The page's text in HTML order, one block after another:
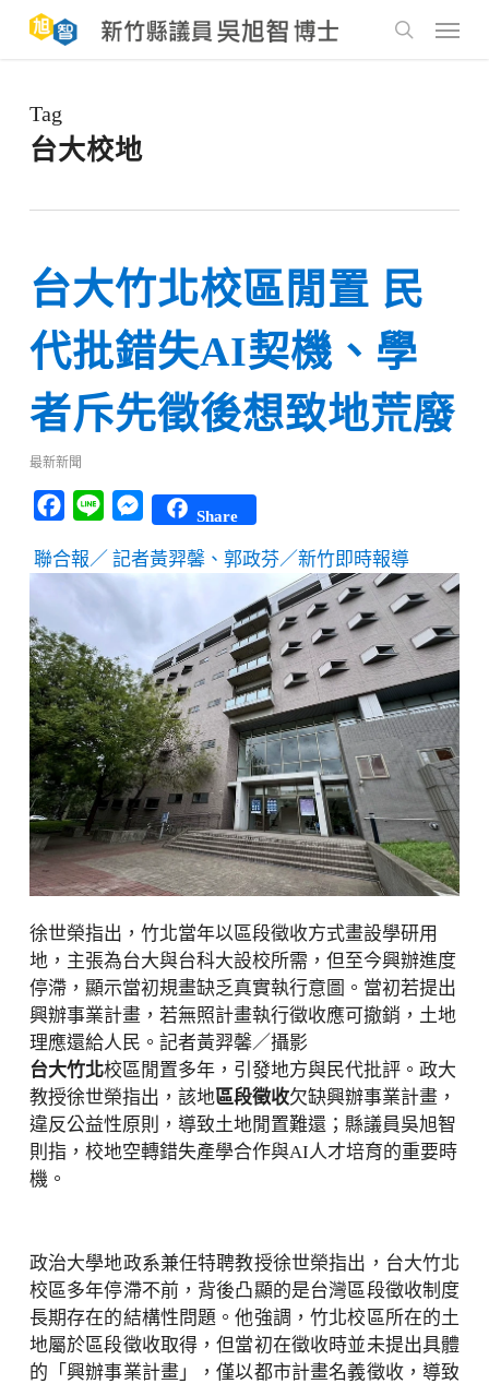
main
Menu
Tag
台大校地
台大竹北校區閒置 民
代批錯失AI契機、學
者斥先徵後想致地荒廢
最新新聞
Facebook
Line Messenger
Share
聯合報／ 記者黃羿馨、郭政芬／新竹即時報導
徐世榮指出，竹北當年以區段徵收方式畫設學研用
地，主張為台大與台科大設校所需，但至今興辦進度
停滯，顯示當初規畫缺乏真實執行意圖。當初若提出
興辦事業計畫，若無照計畫執行徵收應可撤銷，土地
理應還給人民。記者黃羿馨／攝影
台大竹北校區閒置多年，引發地方與民代批評。政大
教授徐世榮指出，該地區段徵收欠缺興辦事業計畫，
違反公益性原則，導致土地閒置難還；縣議員吳旭智
則指，校地空轉錯失產學合作與AI人才培育的重要時
機。
政治大學地政系兼任特聘教授徐世榮指出，台大竹北
校區多年停滯不前，背後凸顯的是台灣區段徵收制度
長期存在的結構性問題。他強調，竹北校區所在的土
地屬於區段徵收取得，但當初在徵收時並未提出具體
的「興辦事業計畫」，僅以都市計畫名義徵收，導致